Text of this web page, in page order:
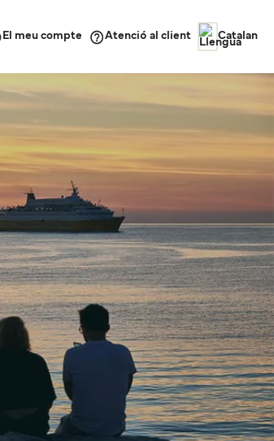
El meu compte Atenció al client Catalan